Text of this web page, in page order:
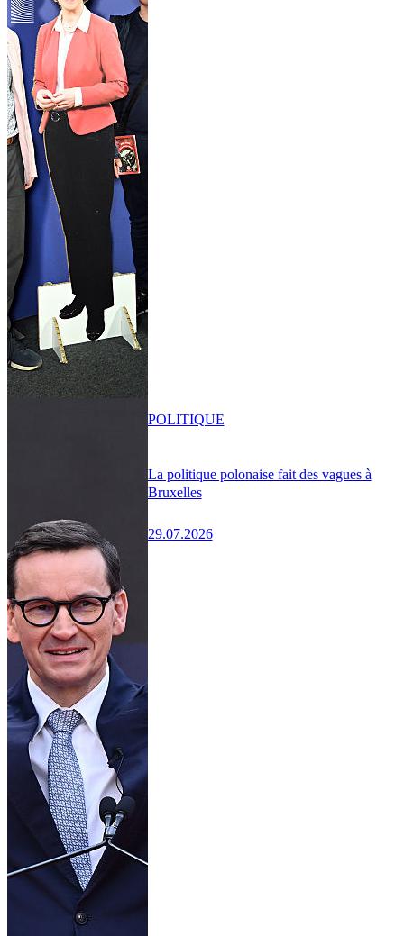
La politique polonaise fait des vagues à
Bruxelles
29.07.2026
POLITIQUE